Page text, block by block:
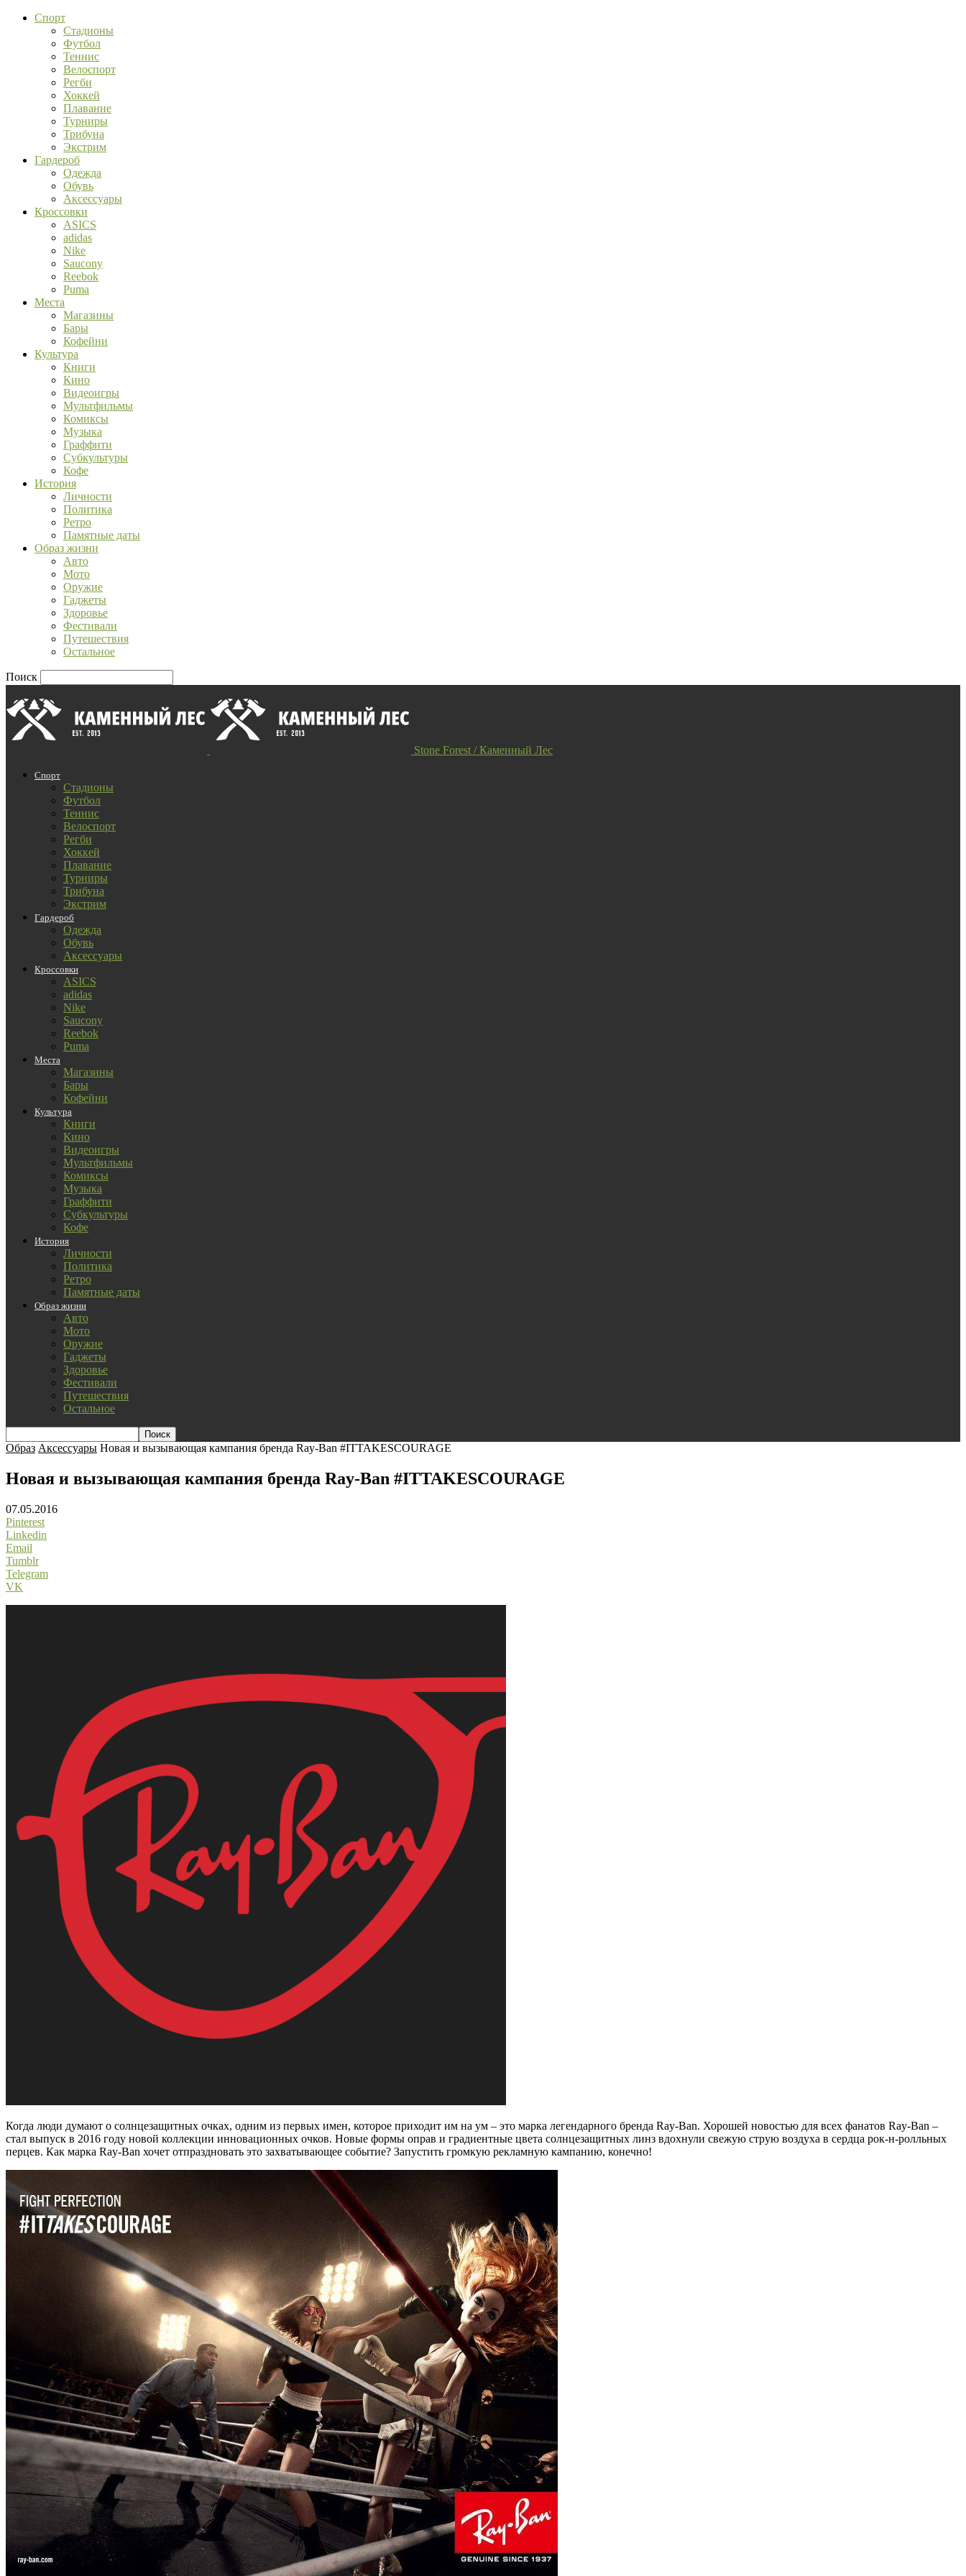
Спорт
Стадионы
Футбол
Теннис
Велоспорт
Регби
Хоккей
Плавание
Турниры
Трибуна
Экстрим
Гардероб
Одежда
Обувь
Аксессуары
Кроссовки
ASICS
adidas
Nike
Saucony
Reebok
Puma
Места
Магазины
Бары
Кофейни
Культура
Книги
Кино
Видеоигры
Мультфильмы
Комиксы
Музыка
Граффити
Субкультуры
Кофе
История
Личности
Политика
Ретро
Памятные даты
Образ жизни
Авто
Мото
Оружие
Гаджеты
Здоровье
Фестивали
Путешествия
Остальное
Поиск
Stone Forest / Каменный Лес
Спорт
Стадионы
Футбол
Теннис
Велоспорт
Регби
Хоккей
Плавание
Турниры
Трибуна
Экстрим
Гардероб
Одежда
Обувь
Аксессуары
Кроссовки
ASICS
adidas
Nike
Saucony
Reebok
Puma
Места
Магазины
Бары
Кофейни
Культура
Книги
Кино
Видеоигры
Мультфильмы
Комиксы
Музыка
Граффити
Субкультуры
Кофе
История
Личности
Политика
Ретро
Памятные даты
Образ жизни
Авто
Мото
Оружие
Гаджеты
Здоровье
Фестивали
Путешествия
Остальное
Образ Аксессуары Новая и вызывающая кампания бренда Ray-Ban #ITTAKESCOURAGE
Новая и вызывающая кампания бренда Ray-Ban #ITTAKESCOURAGE
07.05.2016
Pinterest
Linkedin
Email
Tumblr
Telegram
VK
Когда люди думают о солнцезащитных очках, одним из первых имен, которое приходит им на ум – это марка легендарного бренда Ray-Ban. Хорошей новостью для всех фанатов Ray-Ban –
стал выпуск в 2016 году новой коллекции инновационных очков. Новые формы оправ и градиентные цвета солнцезащитных линз вдохнули свежую струю воздуха в сердца рок-н-ролльных
перцев. Как марка Ray-Ban хочет отпраздновать это захватывающее событие? Запустить громкую рекламную кампанию, конечно!